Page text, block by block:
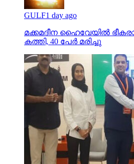
GULF1 day ago
മക്കമദീന ഹൈവേയില്‍
കത്തി, 40 പേര്‍ മരിച്ചു